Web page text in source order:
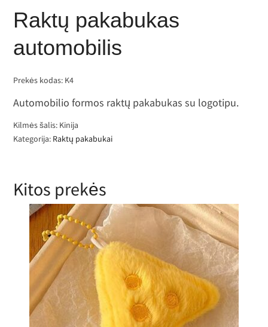
Raktų pakabukas
automobilis
Prekės kodas: K4
Automobilio formos raktų pakabukas su logotipu.
Kilmės šalis: Kinija
Kategorija: Raktų pakabukai
Kitos prekės
Pliušinių raktų pakabukų gamyba